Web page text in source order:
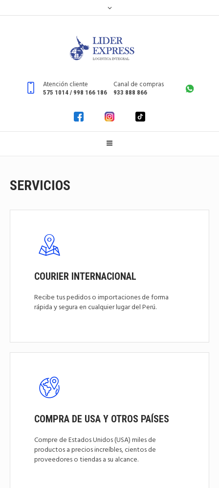
Atención cliente
575 1014 / 998 166 186
Canal de compras
933 888 866
SERVICIOS
COURIER INTERNACIONAL
Recibe tus pedidos o importaciones de forma
rápida y segura en cualquier lugar del Perú.
COMPRA DE USA Y OTROS PAÍSES
Compre de Estados Unidos (USA) miles de
productos a precios increíbles, cientos de
proveedores o tiendas a su alcance.